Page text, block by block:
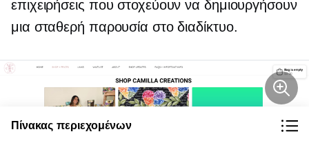
επιχειρήσεις που στοχεύουν να δημιουργήσουν
μια σταθερή παρουσία στο διαδίκτυο.
Πίνακας περιεχομένων